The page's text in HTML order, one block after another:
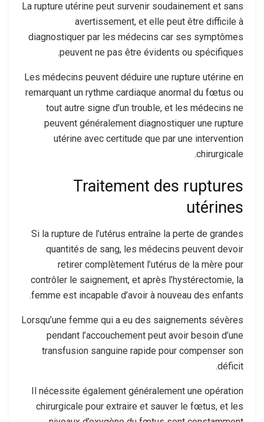
La rupture utérine peut survenir soudainement et sans
avertissement, et elle peut être difficile à
diagnostiquer par les médecins car ses symptômes
peuvent ne pas être évidents ou spécifiques.
Les médecins peuvent déduire une rupture utérine en
remarquant un rythme cardiaque anormal du fœtus ou
tout autre signe d’un trouble, et les médecins ne
peuvent généralement diagnostiquer une rupture
utérine avec certitude que par une intervention
chirurgicale.
Traitement des ruptures
utérines
Si la rupture de l’utérus entraîne la perte de grandes
quantités de sang, les médecins peuvent devoir
retirer complètement l’utérus de la mère pour
contrôler le saignement, et après l’hystérectomie, la
femme est incapable d’avoir à nouveau des enfants.
Lorsqu’une femme qui a eu des saignements sévères
pendant l’accouchement peut avoir besoin d’une
transfusion sanguine rapide pour compenser son
déficit.
Il nécessite également généralement une opération
chirurgicale pour extraire et sauver le fœtus, et les